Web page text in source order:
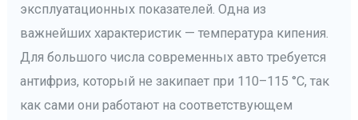
эксплуатационных показателей. Одна из
важнейших характеристик — температура кипения.
Для большого числа современных авто требуется
антифриз, который не закипает при 110–115 °С, так
как сами они работают на соответствующем